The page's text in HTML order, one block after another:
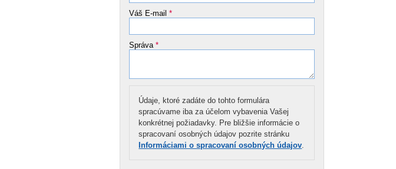
Váš E-mail*
Správa*
Údaje, ktoré zadáte do tohto formulára
spracúvame iba za účelom vybavenia Vašej
konkrétnej požiadavky. Pre bližšie informácie o
spracovaní osobných údajov pozrite stránku
Informáciami o spracovaní osobných údajov